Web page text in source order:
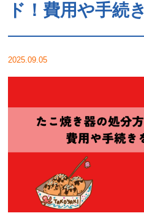
ド！費用や手続
2025.09.05